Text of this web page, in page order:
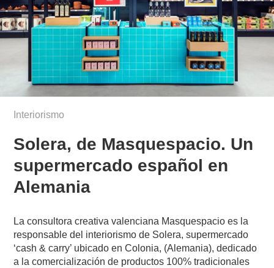
Interiorismo
Solera, de Masquespacio. Un
supermercado español en
Alemania
La consultora creativa valenciana Masquespacio es la
responsable del interiorismo de Solera, supermercado
‘cash & carry’ ubicado en Colonia, (Alemania), dedicado
a la comercialización de productos 100% tradicionales